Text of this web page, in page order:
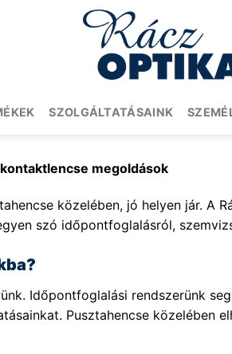
SZOLGÁLTATÁSAINK
megoldások
közelében, jó helyen jár. A
szó időpontfoglalásról,
Időpontfoglalási rendszerünk
Pusztahencse közelében